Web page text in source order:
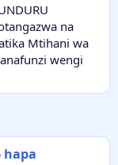
na
Mtihani wa
wengi
hapa